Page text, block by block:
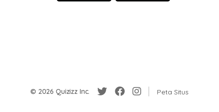
© 2026 Quizizz Inc. Peta Situs